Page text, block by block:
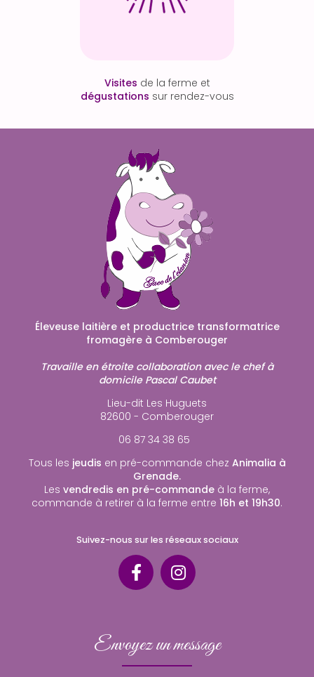
Visites de la ferme et
dégustations sur rendez-vous
Éleveuse laitière et productrice transformatrice
fromagère à Comberouger
Travaille en étroite collaboration avec le chef à
domicile Pascal Caubet
Lieu-dit Les Huguets
82600 - Comberouger
06 87 34 38 65
Tous les jeudis en pré-commande chez Animalia à
Grenade.
Les vendredis en pré-commande à la ferme,
commande à retirer à la ferme entre 16h et 19h30.
Suivez-nous sur les réseaux sociaux
Envoyez un message